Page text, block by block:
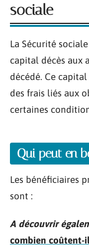
sociale
La Sécurité
capital décès aux
décédé. Ce
des frais liés aux
certaines
Qui peut en
Les bénéficiaires
sont :
A découvrir
combien coûtent-